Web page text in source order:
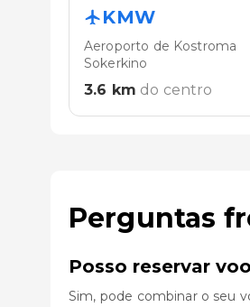
KMW
Aeroporto de Kostroma
Sokerkino
3.6 km do centro
Perguntas
Posso reservar
Sim, pode combinar o seu